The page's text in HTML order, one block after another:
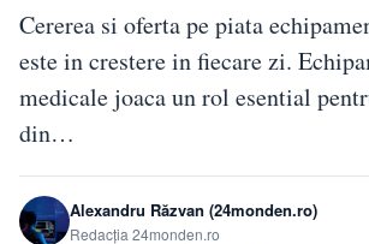
Cererea si oferta pe piata
este in crestere in fiecare zi.
medicale joaca un rol esential
din…
Alexandru Răzvan (24monden.ro)
Redacția 24monden.ro